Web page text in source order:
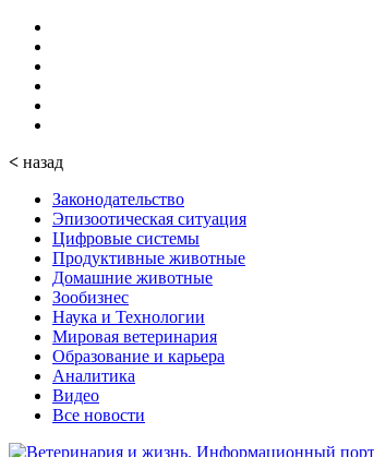
< назад
Законодательство
Эпизоотическая ситуация
Цифровые системы
Продуктивные животные
Домашние животные
Зообизнес
Наука и Технологии
Мировая ветеринария
Образование и карьера
Аналитика
Видео
Все новости